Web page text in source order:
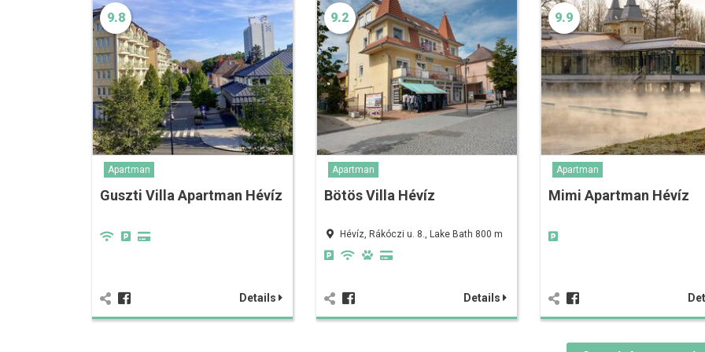
9.8
Apartman
Guszti Villa Apartman Hévíz
Details
9.2
Apartman
Bötös Villa Hévíz
Hévíz, Rákóczi u. 8., Lake Bath 800 m
Details
9.9
Apartman
Mimi Apartman Hévíz